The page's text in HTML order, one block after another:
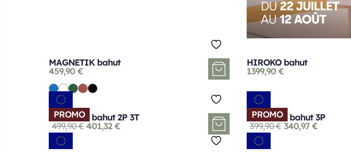
MAGNETIK bahut
459,90 €
HIROKO bahut
1399,90€
PROMO
FORTUNA bahut 2P 3T
499,90€ 401,32€
PROMO
FORTUNA bahut 3P
399,90€ 340,97€